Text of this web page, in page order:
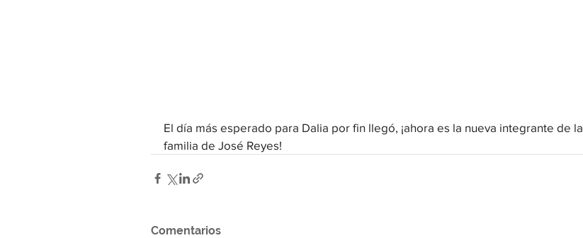
El día más esperado para Dalia por fin llegó, ¡ahora es la nueva integrante de la
familia de José Reyes!
Comentarios